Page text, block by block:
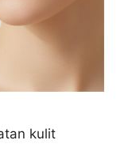
kulit